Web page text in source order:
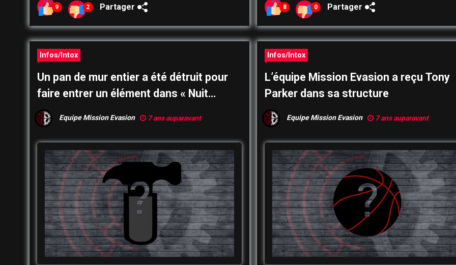
9 2 Partager 8 0 Partager
Infos/Intox
Un pan de mur entier a été détruit pour
faire entrer un élément dans « Nuit
d’ivresse »
Equipe Mission Evasion 7 ans auparavant
Infos/Intox
L’équipe Mission Evasion a reçu Tony
Parker dans sa structure
Equipe Mission Evasion 7 ans auparavant